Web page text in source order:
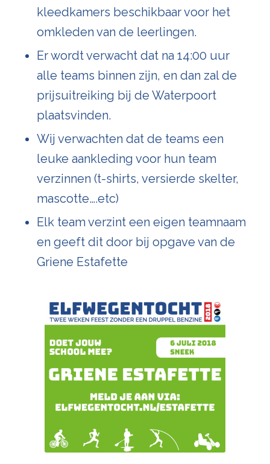
kleedkamers beschikbaar voor het
omkleden van de leerlingen.
Er wordt verwacht dat na 14:00 uur
alle teams binnen zijn, en dan zal de
prijsuitreiking bij de Waterpoort
plaatsvinden.
Wij verwachten dat de teams een
leuke aankleding voor hun team
verzinnen (t-shirts, versierde skelter,
mascotte….etc)
Elk team verzint een eigen teamnaam
en geeft dit door bij opgave van de
Griene Estafette